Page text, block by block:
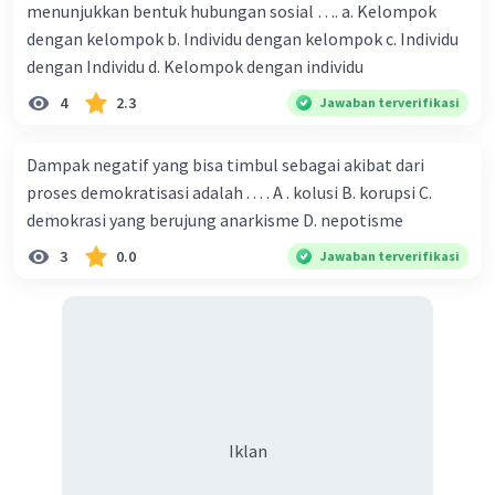
belajar, berbelanja, dan bermain. Internet memberikan
akses ke informasi global, komunikasi real-time, dan
platform untuk inovasi yang luar biasa.
Deskripsi: Perubahan revolusi dalam contoh-contoh di
sering kali mengubah paradigma atau cara hidup
manusia.
Beri Rating 5.0 (1
Pengenalan teknologi baru di sebuah kantor kecil.
menunjukkan bentuk hubungan sosial …. a. Kelompok
dengan kelompok b. Individu dengan kelompok c. Individu
dengan Individu d. Kelompok dengan individu
4 2.3 Jawaban terverifikasi
Dampak negatif yang bisa timbul sebagai akibat dari
proses demokratisasi adalah . . . . A . kolusi B. korupsi C.
demokrasi yang berujung anarkisme D. nepotisme
3 0.0 Jawaban terverifikasi
Iklan